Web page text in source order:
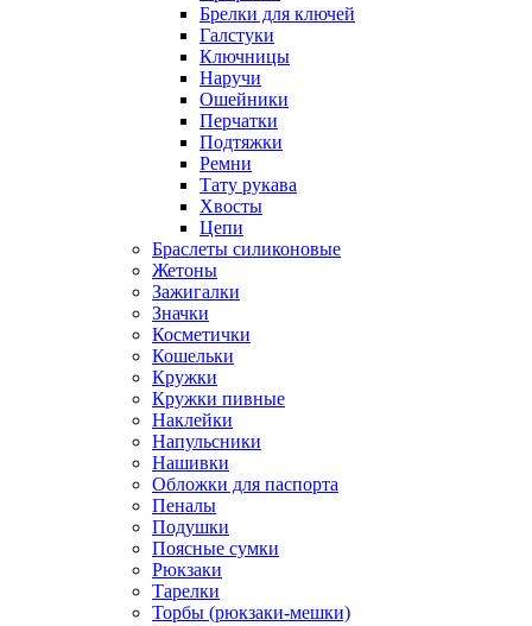
Брелки для ключей
Галстуки
Ключницы
Наручи
Ошейники
Перчатки
Подтяжки
Ремни
Тату рукава
Хвосты
Цепи
Браслеты силиконовые
Жетоны
Зажигалки
Значки
Косметички
Кошельки
Кружки
Кружки пивные
Наклейки
Напульсники
Нашивки
Обложки для паспорта
Пеналы
Подушки
Поясные сумки
Рюкзаки
Тарелки
Торбы (рюкзаки-мешки)